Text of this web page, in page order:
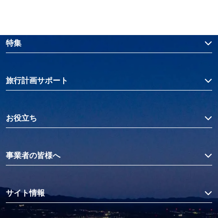
特集
旅行計画サポート
お役立ち
事業者の皆様へ
サイト情報